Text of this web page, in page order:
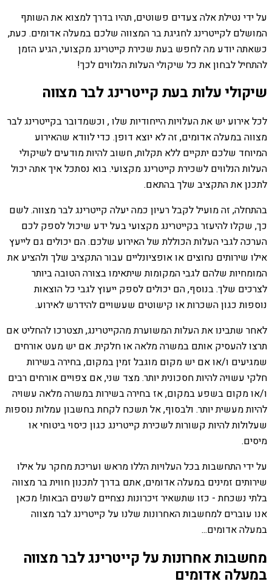
על ידי נטילת אלה צעדים פשוטים, תהיו בדרך למצוא את השותף
המושלם לקייטרינג לחגיגת בר המצווה שלכם במעלה אדומים. כעת,
כשאתה יודע מה לחפש בעת שכירת קייטרינג מקצועי, הגיע הזמן
להתחיל לבחון את כל שיקולי העלות הנלווים לכך!
שיקולי עלות בעת קייטרינג לבר מצווה
לכל אירוע יש את העלויות הייחודיות שלו , וכשמדובר בקייטרינג לבר
מצווה במעלה אדומים, זה לא יוצא דופן. כדי לוודא שהאירוע
המיוחד שלכם יתקיים ללא תקלות, חשוב להיות מודעים לשיקולי
העלות הנלווים לשכירת קייטרינג מקצועי. בוא נסתכל איך אתה יכול
לתכנן את התקציב שלך בהתאם.
בהתחלה, זה מועיל לקבל רעיון כמה יעלה קייטרינג לבר מצווה. לשם
כך, שקלו להיעזר בקייטרינג מקצועי בעל ידע שיכול לספק לכם
הערכה לגבי העלות הכוללת של האירוע שלכם. הם יכולים גם לייעץ
אילו שירותים נחוצים או אופציונליים עבור התקציב שלך ולהציע את
המומחיות שלהם לגבי המקומות שיתאימו בצורה הטובה ביותר
לצרכים שלך. בנוסף, הם יכולים לספק ייעוץ לגבי כל הוצאות
נוספות כגון השכרות או קישוטים שעשויים להידרש לאירוע.
לאחר שתבינו את העלות המשוערת מהקייטרינג, תצטרכו להחליט אם
תרצו להעסיק אותם במשרה מלאה או חלקית. אם יש מעט אורחים
שמגיעים ו/או אם יש מקום מוגבל זמין במקום, בחירה בשירות
חלקי עשויה להיות חסכונית יותר. מצד שני, אם צפויים אורחים רבים
ו/או מקום בשפע במקום, אז בחירה בשירות במשרה מלאה עשויה
להיות מעשית יותר. ולבסוף, אל תשכח לקחת בחשבון עמלות נוספות
שעלולות להיות קשורות לשכירת קייטרינג כגון כיסוי ביטוחי או
מיסים.
על ידי התחשבות בכל העלויות הללו מראש ועריכת מחקר על אילו
שירותים זמינים במעלה אדומים, אתם בדרך לתכנון חווית בר מצווה
בלתי נשכחת - כזו שתשאיר זיכרונות נצחיים לשנים הבאות! מכאן
אנו עוברים למחשבות האחרונות שלנו על קייטרינג לבר מצווה
במעלה אדומים...
מחשבות אחרונות על קייטרינג לבר מצווה
במעלה אדומים